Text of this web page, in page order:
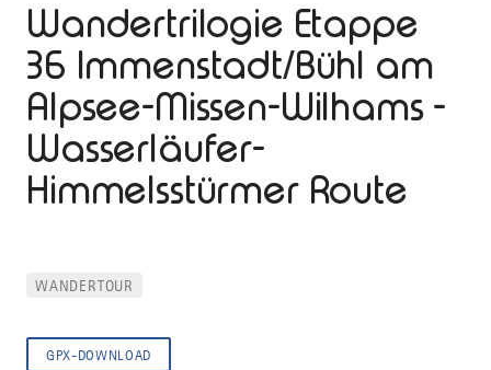
Wandertrilogie Etappe
36 Immenstadt/Bühl am
Alpsee-Missen-Wilhams -
Wasserläufer-
Himmelsstürmer Route
WANDERTOUR
GPX-DOWNLOAD